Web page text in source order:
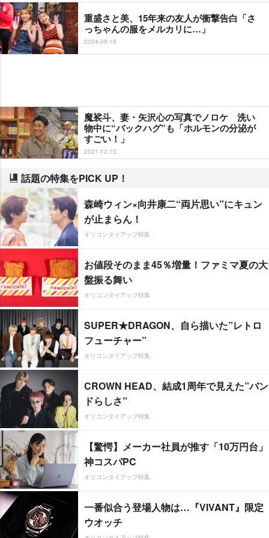
重盛さと美、15年来の友人が衝撃告白「さ
っちゃんの服をメルカリに…」
2024-09-18
魔裟斗、妻・矢沢心の写真でノロケ 洗い
物中に“バックハグ”も「ホルモンの分泌が
すごい！」
2021-12-15
話題の特集をPICK UP！
森崎ウィン×向井康二“両片思い”にキュン
が止まらん！
オリコンタイアップ特集
お値段そのまま45％増量！ファミマ夏の大
盤振る舞い
オリコンタイアップ特集
SUPER★DRAGON、自ら描いた”レトロ
フューチャー”
オリコンタイアップ特集
CROWN HEAD、結成1周年で見えた”バン
ドらしさ”
オリコンタイアップ特集
【驚愕】メーカー社員が推す「10万円台」
神コスパPC
オリコンタイアップ特集
一番似合う登場人物は…『VIVANT』限定
ウオッチ